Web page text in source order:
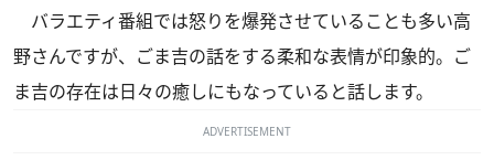
バラエティ番組では怒りを爆発させていることも多い高
野さんですが、ごま吉の話をする柔和な表情が印象的。ご
ま吉の存在は日々の癒しにもなっていると話します。
ADVERTISEMENT